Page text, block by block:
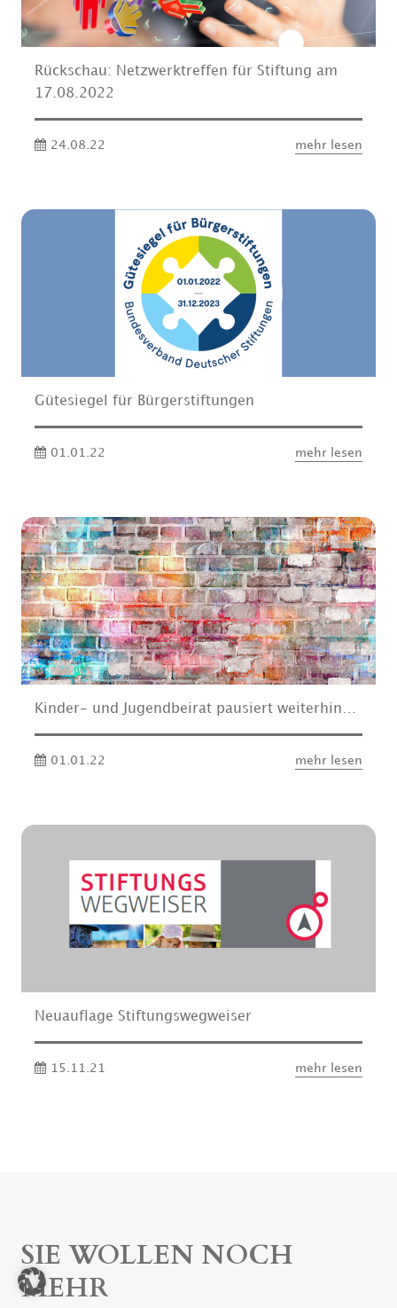
Rückschau: Netzwerktreffen für Stiftung am
17.08.2022
24.08.22 mehr lesen
Gütesiegel für Bürgerstiftungen
01.01.22 mehr lesen
Kinder- und Jugendbeirat pausiert weiterhin…
01.01.22 mehr lesen
Neuauflage Stiftungswegweiser
15.11.21 mehr lesen
SIE WOLLEN NOCH
MEHR